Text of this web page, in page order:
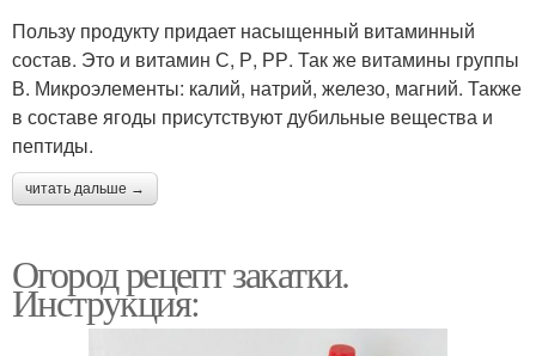
Пользу продукту придает насыщенный витаминный
состав. Это и витамин С, Р, РР. Так же витамины группы
В. Микроэлементы: калий, натрий, железо, магний. Также
в составе ягоды присутствуют дубильные вещества и
пептиды.
читать дальше →
Огород рецепт закатки.
Инструкция: